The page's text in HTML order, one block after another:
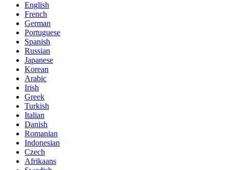
English
French
German
Portuguese
Spanish
Russian
Japanese
Korean
Arabic
Irish
Greek
Turkish
Italian
Danish
Romanian
Indonesian
Czech
Afrikaans